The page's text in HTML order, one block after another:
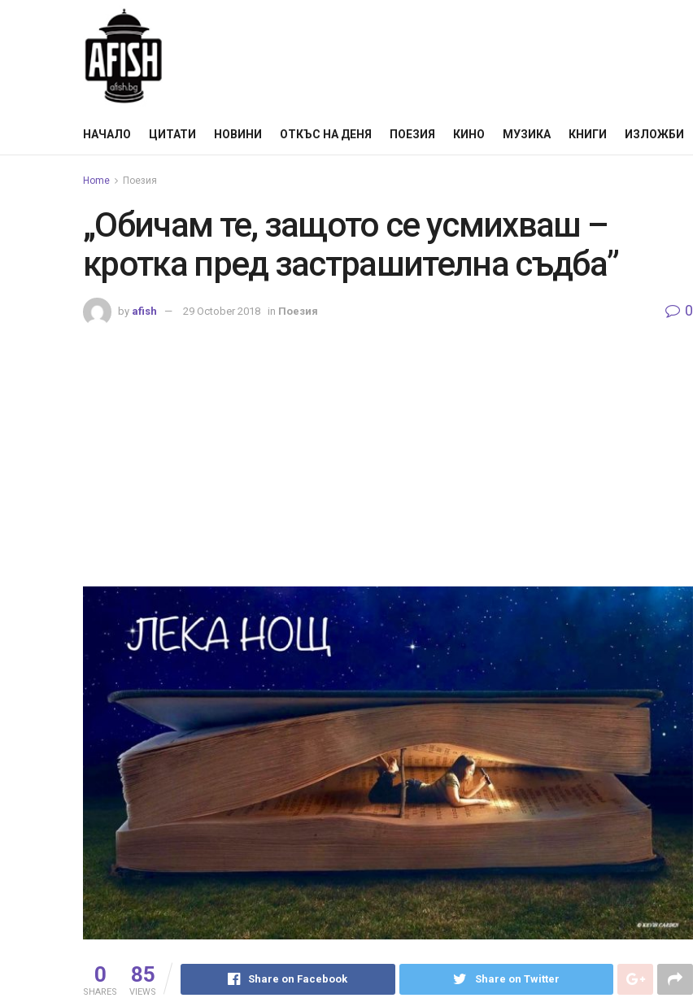
НАЧАЛО ЦИТАТИ НОВИНИ ОТКЪС НА ДЕНЯ ПОЕЗИЯ КИНО МУЗИКА КНИГИ ИЗЛОЖБИ
Home Поезия
„Обичам те, защото се усмихваш –
кротка пред застрашителна съдба”
by afish 29 October 2018 in Поезия 0
0
SHARES
85
VIEWS
Share on Facebook Share on Twitter